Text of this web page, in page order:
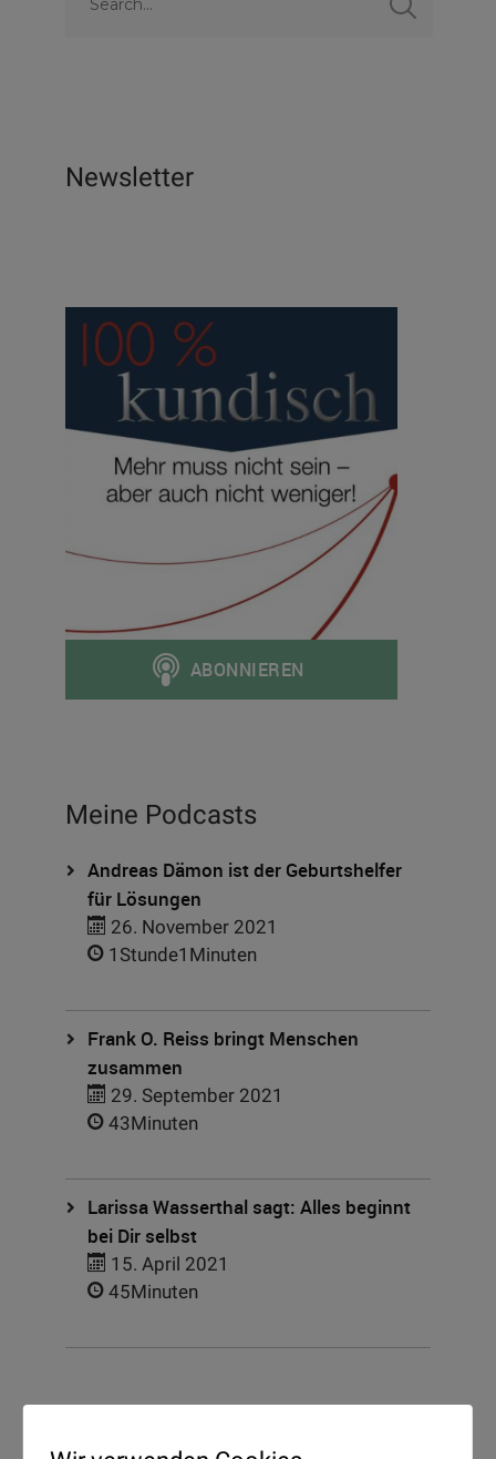
Newsletter
Meine Podcasts
Andreas Dämon ist der Geburtshelfer
für Lösungen
26. November 2021
1Stunde1Minuten
Frank O. Reiss bringt Menschen
zusammen
29. September 2021
43Minuten
Larissa Wasserthal sagt: Alles beginnt
bei Dir selbst
15. April 2021
45Minuten